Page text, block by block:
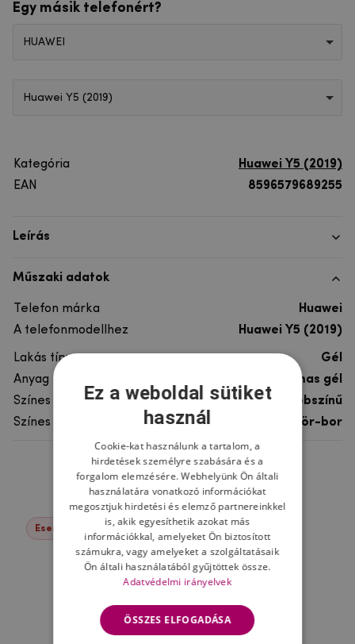
Egy másik telefonért?
HUAWEI
Huawei Y5 (2019)
Kategória
Huawei Y5 (2019)
EAN
8596579689255
Leírás
Műszaki adatok
Telefon márka
Huawei
A telefonmodellhez
Huawei Y5 (2019)
Lakás típusa
Gél
Anyag
rugalmas gél
Színes
többszínű
Színes motívum
Sör-bor
Ne felejtsd el
Események -22%
Ez a weboldal sütiket
használ
Cookie-kat használunk a tartalom, a
hirdetések személyre szabására és a
forgalom elemzésére. Webhelyünk Ön általi
használatára vonatkozó információkat
megosztjuk hirdetési és elemző partnereinkkel
is, akik egyesíthetik azokat más
információkkal, amelyeket Ön biztosított
számukra, vagy amelyeket a szolgáltatásaik
Ön általi használatából gyűjtöttek össze.
Adatvédelmi irányelvek
ÖSSZES ELFOGADÁSA